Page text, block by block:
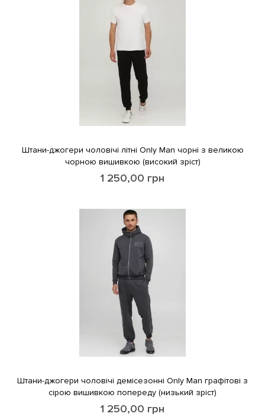
Штани-джогери чоловічі літні Only Man чорні з великою
чорною вишивкою (високий зріст)
1 250,00 грн
Штани-джогери чоловічі демісезонні Only Man графітові з
сірою вишивкою попереду (низький зріст)
1 250,00 грн